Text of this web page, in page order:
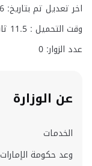
اخر تعديل تم بتاريخ: 08/06/2026 01:28 م
وقت التحميل : 11.5
عدد الزوار: 0
عن الوزارة
الخدمات
وعد حكومة الإمارات